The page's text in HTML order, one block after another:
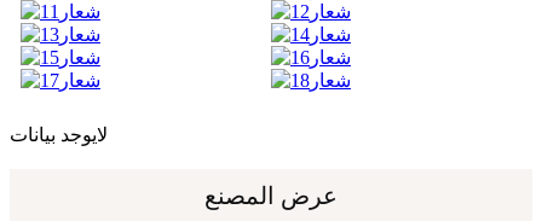
لايوجد بيانات
عرض المصنع